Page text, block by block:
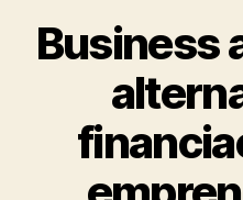
Business